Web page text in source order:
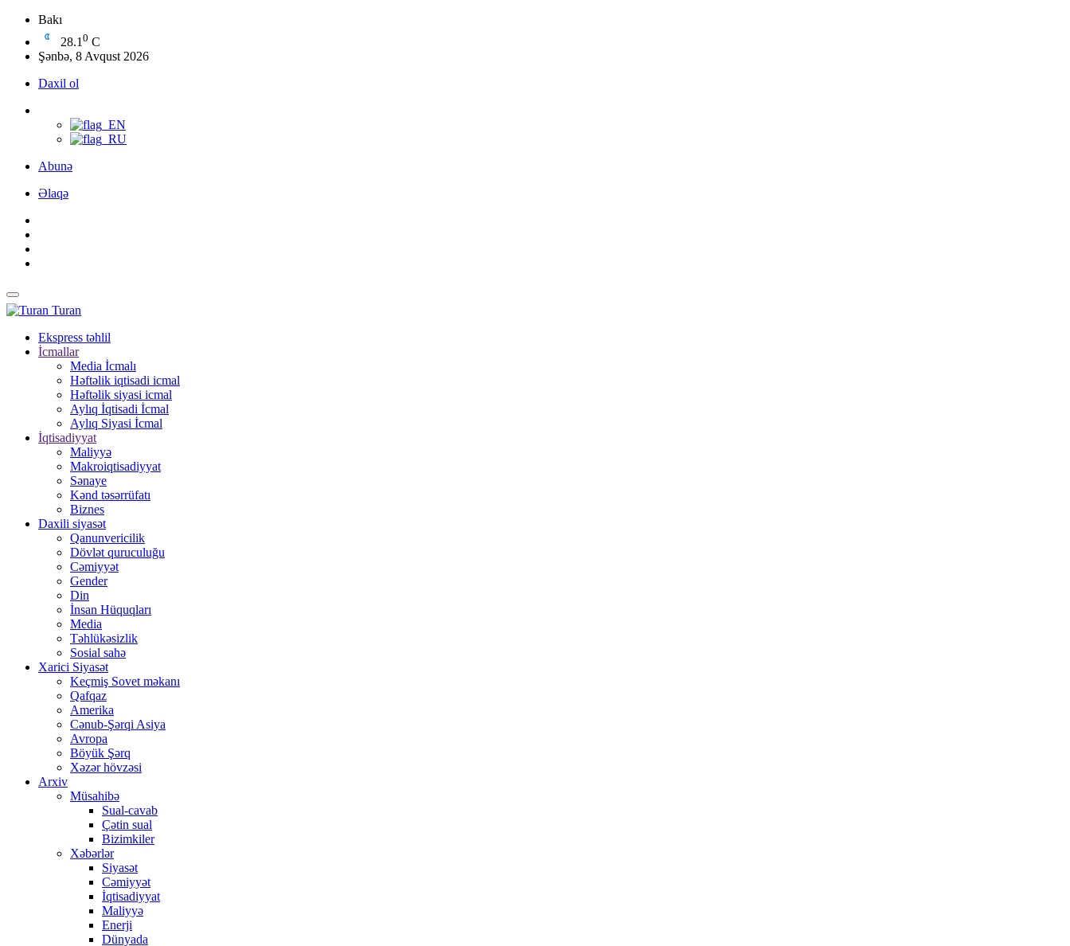
Bakı
28.1 0 C
Şənbə, 8 Avqust 2026
Daxil ol
Abunə
Əlaqə
Turan
Ekspress təhlil
İcmallar
Media İcmalı
Həftəlik iqtisadi icmal
Həftəlik siyasi icmal
Aylıq İqtisadi İcmal
Aylıq Siyasi İcmal
İqtisadiyyat
Maliyyə
Makroiqtisadiyyat
Sənaye
Kənd təsərrüfatı
Biznes
Daxili siyasət
Qanunvericilik
Dövlət quruculuğu
Cəmiyyət
Gender
Din
İnsan Hüquqları
Media
Təhlükəsizlik
Sosial sahə
Xarici Siyasət
Keçmiş Sovet məkanı
Qafqaz
Amerika
Cənub-Şərqi Asiya
Avropa
Böyük Şərq
Xəzər hövzəsi
Arxiv
Müsahibə
Sual-cavab
Çətin sual
Bizimkiler
Xəbərlər
Siyasət
Cəmiyyət
İqtisadiyyat
Maliyyə
Enerji
Dünyada